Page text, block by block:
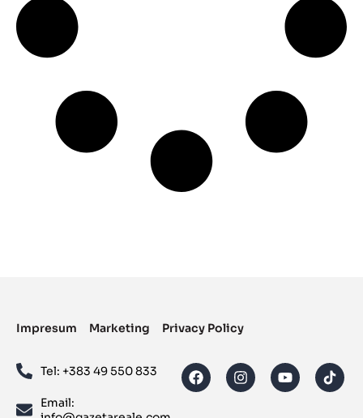
Impresum Marketing Privacy Policy
Tel: ‪+383 49 550 833‬
Email: